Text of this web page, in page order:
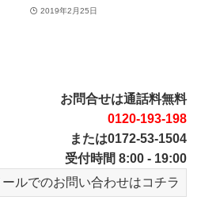
2019年2月25日
お問合せは通話料無料
0120-193-198
または0172-53-1504
受付時間 8:00 - 19:00
ールでのお問い合わせはコチラ